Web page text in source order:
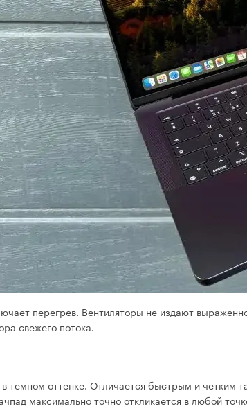
перегрев. Вентиляторы не издают
свежего потока.
темном оттенке. Отличается быстрым и четким
максимально точно откликается в любой